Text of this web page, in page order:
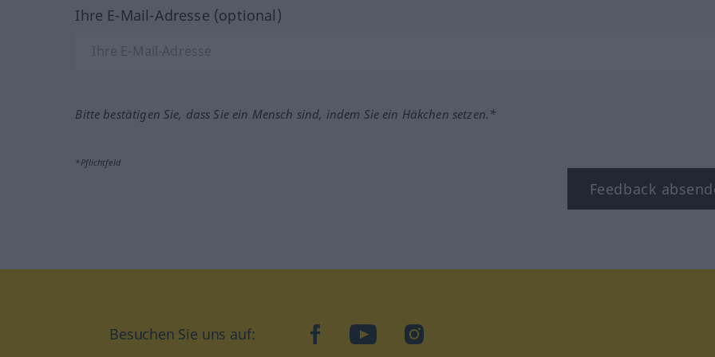
Ihre E-Mail-Adresse (optional)
Bitte bestätigen Sie, dass Sie ein Mensch sind, indem Sie ein Häkchen setzen.*
*Pflichtfeld
Feedback
Besuchen Sie uns auf: facebookYouTubeInstagram